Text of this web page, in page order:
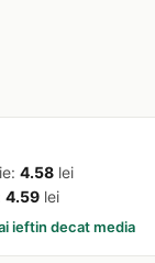
4.58lei
4.59lei
ieftin decat media